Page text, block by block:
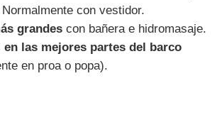
con vestidor.
grandescon bañera e hidromasaje.
en las mejores partes del barco
en proa o popa).